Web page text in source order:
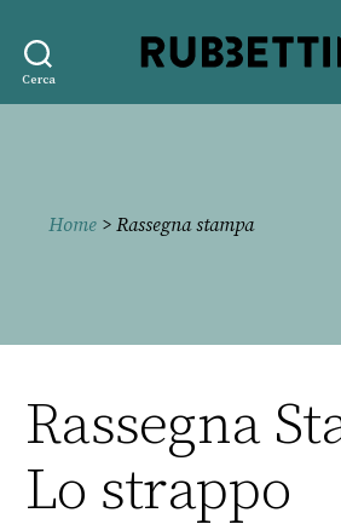
Cerca
editore
Home > Rassegna stampa
Rassegna
Lo strappo